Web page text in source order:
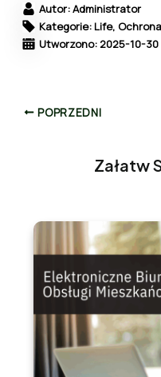
Autor: Administrator
Kategorie: Life,
Utworzono: 2025-10-30
POPRZEDNI
Załatw